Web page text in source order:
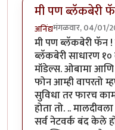
मी पण ब्लॅकबेरी
अनिंद्यमंगळवार, 04/01/
मी पण ब्लॅकबेरी फॅन
ब्लॅकबेरी साधारण
मॉडेल्स. ओबामा आणि
फोन आम्ही वापरतो
सुविधा तर फारच
होता तो. ..
सर्व नेटवर्क बंद केले